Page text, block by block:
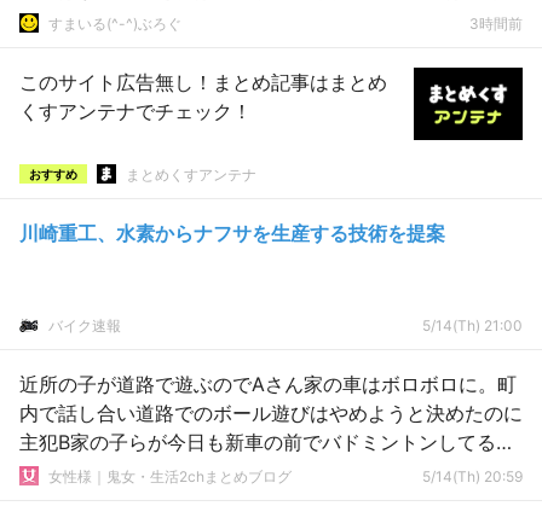
ない」すまいる(^-^)ぶろぐ 3時間前
このサイト広告無し！まとめ記事はまとめ
くすアンテナでチェック！
おすすめ まとめくすアンテナ
川崎重工、水素からナフサを生産する技術を提案
バイク速報 5/14(Th) 21:00
近所の子が道路で遊ぶのでAさん家の車はボロボロに。町
内で話し合い道路でのボール遊びはやめようと決めたのに
主犯B家の子らが今日も新車の前でバドミントンしてる…
女性様｜鬼女・生活2chまとめブログ 5/14(Th) 20:59